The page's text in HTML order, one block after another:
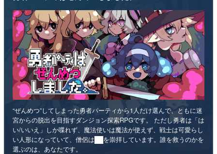
“ぜんめつ”してしまった勇者パーティから1人だけ選んで、ともに迷
宮からの脱出を目指すダンジョン探索RPGです。 ただし勇者は「は
い/いいえ」しか喋れず、魔法使いは魔法が使えず、戦士は可愛らし
い人形になっていて、僧侶は██を崇拝しています。誰を救うのかを
選ぶのは、あなたです。